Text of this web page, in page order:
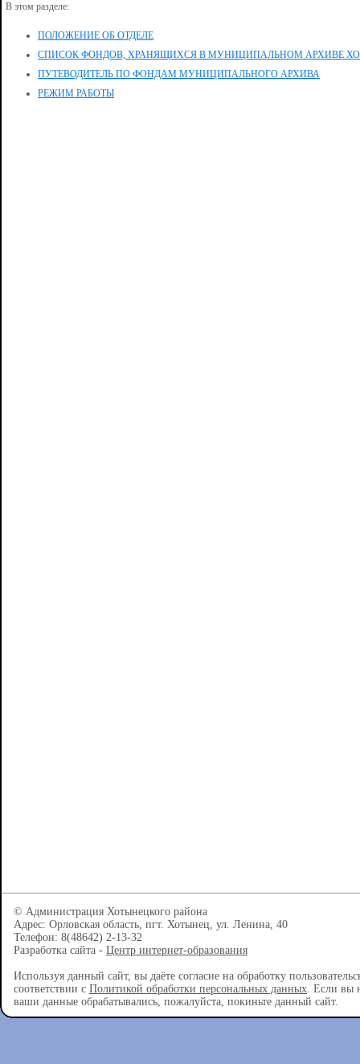
В этом разделе:
ПОЛОЖЕНИЕ ОБ ОТДЕЛЕ
СПИСОК ФОНДОВ, ХРАНЯЩИХСЯ В МУНИЦИПАЛЬНОМ АРХИВЕ
ПУТЕВОДИТЕЛЬ ПО ФОНДАМ МУНИЦИПАЛЬНОГО АРХИВА
РЕЖИМ РАБОТЫ
© Администрация Хотынецкого района
Адрес: Орловская область, пгт. Хотынец, ул. Ленина, 40
Телефон: 8(48642) 2-13-32
Разработка сайта - Центр интернет-образования
Используя данный сайт, вы даёте согласие на обработку
соответствии с Политикой обработки персональных данных. Если вы
ваши данные обрабатывались, пожалуйста, покиньте данный сайт.